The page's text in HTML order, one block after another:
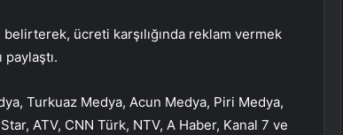
belirterek, ücreti karşılığında reklam vermek
Turkuaz Medya, Acun Medya, Piri Medya,
ATV, CNN Türk, NTV, A Haber, Kanal 7 ve